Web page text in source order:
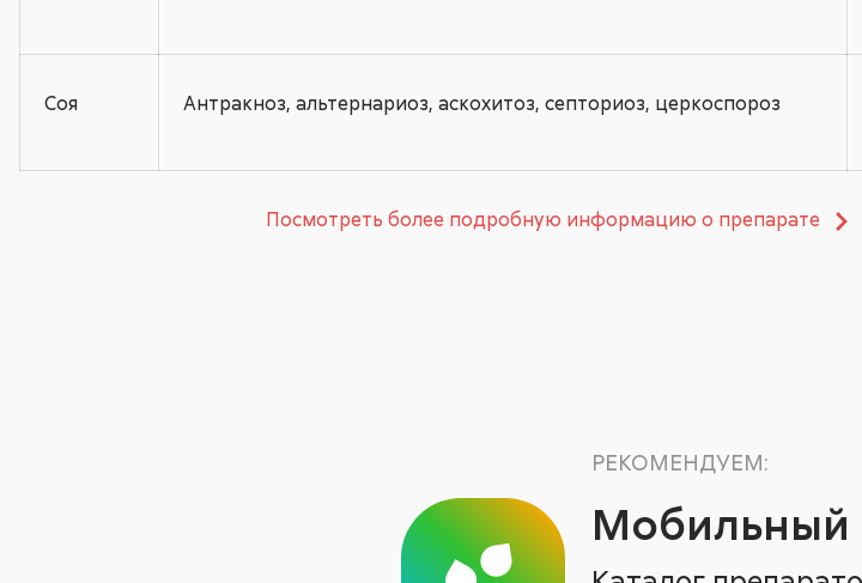
Соя Антракноз, альтернариоз, аскохитоз, септориоз, церкоспороз
Посмотреть более подробную информацию о препарате
РЕКОМЕНДУЕМ:
Мобильный